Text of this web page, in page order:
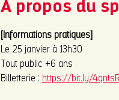
À propos du
[Informations pratiques]
Le 25 janvier à 13h30
Tout public +6 ans
Billetterie : https://bit.ly/